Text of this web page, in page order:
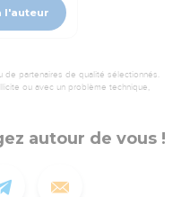
l'auteur
de partenaires de qualité sélectionnés.
ou avec un problème technique,
autour de vous !